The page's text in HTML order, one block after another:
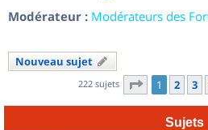
Modérateur : Modérateurs des
Nouveau sujet
222 sujets Page 1sur
1 2 3
Sujets